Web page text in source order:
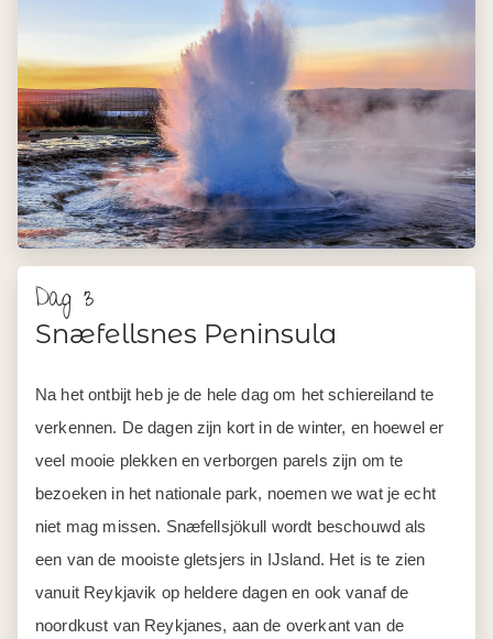
Dag 3
Snæfellsnes Peninsula
Na het ontbijt heb je de hele dag om het schiereiland te
verkennen. De dagen zijn kort in de winter, en hoewel er
veel mooie plekken en verborgen parels zijn om te
bezoeken in het nationale park, noemen we wat je echt
niet mag missen. Snæfellsjökull wordt beschouwd als
een van de mooiste gletsjers in IJsland. Het is te zien
vanuit Reykjavik op heldere dagen en ook vanaf de
noordkust van Reykjanes, aan de overkant van de